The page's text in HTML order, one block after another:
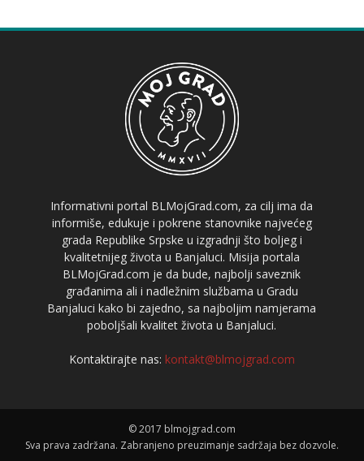
Informativni portal BLMojGrad.com, za cilj ima da
informiše, edukuje i pokrene stanovnike najvećeg
grada Republike Srpske u izgradnji što boljeg i
kvalitetnijeg života u Banjaluci. Misija portala
BLMojGrad.com je da bude, najbolji saveznik
građanima ali i nadležnim službama u Gradu
Banjaluci kako bi zajedno, sa najboljim namjerama
poboljšali kvalitet života u Banjaluci.
Kontaktirajte nas: kontakt@blmojgrad.com
© 2017 blmojgrad.com
Sva prava zadržana. Zabranjeno preuzimanje sadržaja bez dozvole.